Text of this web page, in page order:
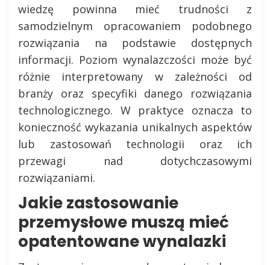
wiedzę powinna mieć trudności z
samodzielnym opracowaniem podobnego
rozwiązania na podstawie dostępnych
informacji. Poziom wynalazczości może być
różnie interpretowany w zależności od
branży oraz specyfiki danego rozwiązania
technologicznego. W praktyce oznacza to
konieczność wykazania unikalnych aspektów
lub zastosowań technologii oraz ich
przewagi nad dotychczasowymi
rozwiązaniami.
Jakie zastosowanie
przemysłowe muszą mieć
opatentowane wynalazki